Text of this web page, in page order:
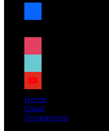
facebook
x
instagram
tiktok
youtube
Home
Ospiti
Programma